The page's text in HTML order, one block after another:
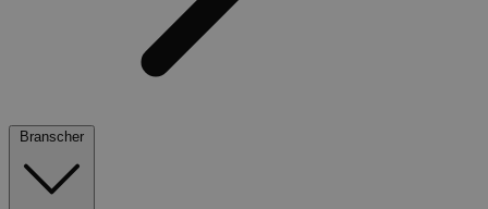
Branscher